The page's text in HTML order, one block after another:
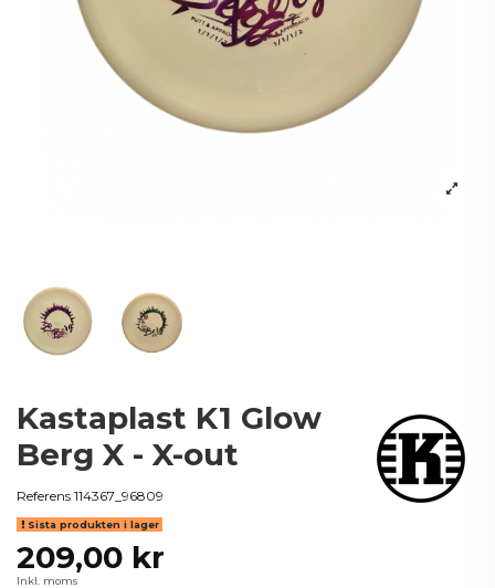
Kastaplast K1 Glow
Berg X - X-out
Referens 114367_96809
Sista produkten i lager
209,00 kr
Inkl. moms